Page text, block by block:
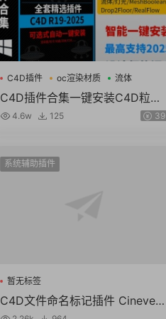
C4D插件 oc渲染材质 流体
C4D插件合集一键安装C4D粒子
插件流体OC渲染材质素材包支持
4.6w 125 39
系统辅助插件
暂无标签
C4D文件命名标记插件 Cinevers
ity CV-Tokens v1.0b R17/R18 W